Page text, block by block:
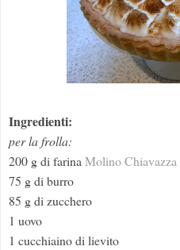
Ingredienti:
per la frolla:
200 g di farinaMolino Chiavazza
75 g di burro
85 g di zucchero
1 uovo
1 cucchiaino di lievito